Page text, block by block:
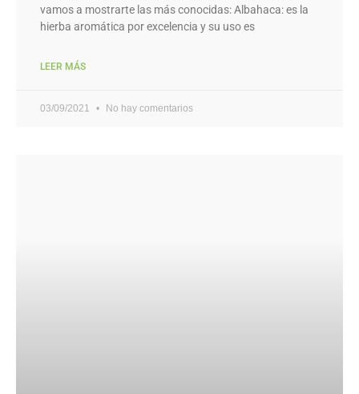
vamos a mostrarte las más conocidas: Albahaca: es la
hierba aromática por excelencia y su uso es
LEER MÁS
03/09/2021 No hay comentarios